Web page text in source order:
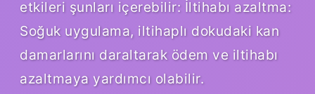
etkileri şunları içerebilir: İltihabı azaltma:
Soğuk uygulama, iltihaplı dokudaki kan
damarlarını daraltarak ödem ve iltihabı
azaltmaya yardımcı olabilir.